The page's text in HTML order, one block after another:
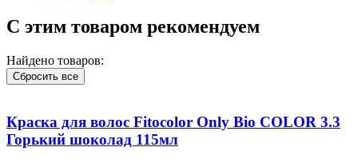
С этим товаром рекомендуем
Найдено товаров:
Сбросить все
Краска для волос Fitocolor Only Bio COLOR 3.3
Горький шоколад 115мл